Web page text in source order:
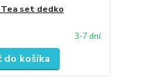
Tea set dedko
3-7 dní
do košíka